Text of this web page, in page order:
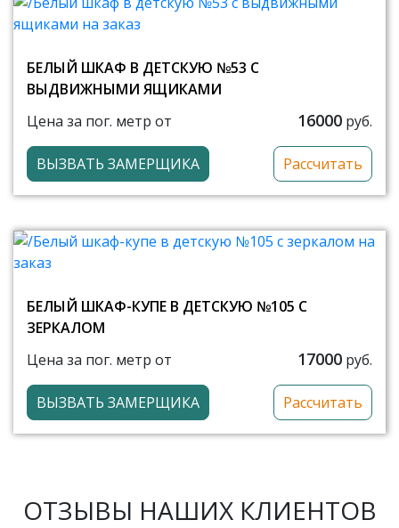
БЕЛЫЙ ШКАФ В ДЕТСКУЮ №53 С
ВЫДВИЖНЫМИ ЯЩИКАМИ
Цена за пог. метр от
16000 руб.
ВЫЗВАТЬ ЗАМЕРЩИКА Рассчитать
БЕЛЫЙ ШКАФ-КУПЕ В ДЕТСКУЮ №105 С
ЗЕРКАЛОМ
Цена за пог. метр от
17000 руб.
ВЫЗВАТЬ ЗАМЕРЩИКА Рассчитать
ОТЗЫВЫ НАШИХ КЛИЕНТОВ